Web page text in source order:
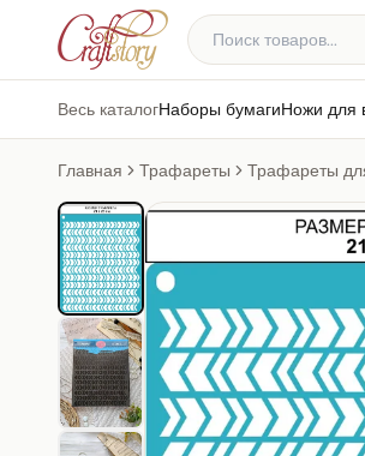
Весь каталогНаборы бумагиНожи для
Главная Трафареты Трафареты